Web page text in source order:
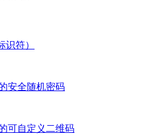
符）
安全随机密码
可自定义二维码